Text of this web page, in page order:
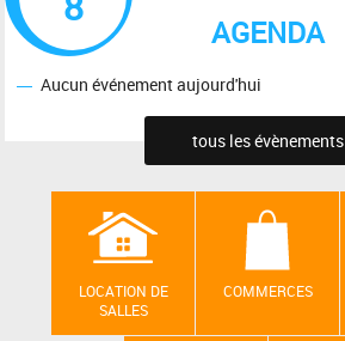
AGENDA
Aucun événement aujourd'hui
tous les évènements
LOCATION DE
SALLES
COMMERCES